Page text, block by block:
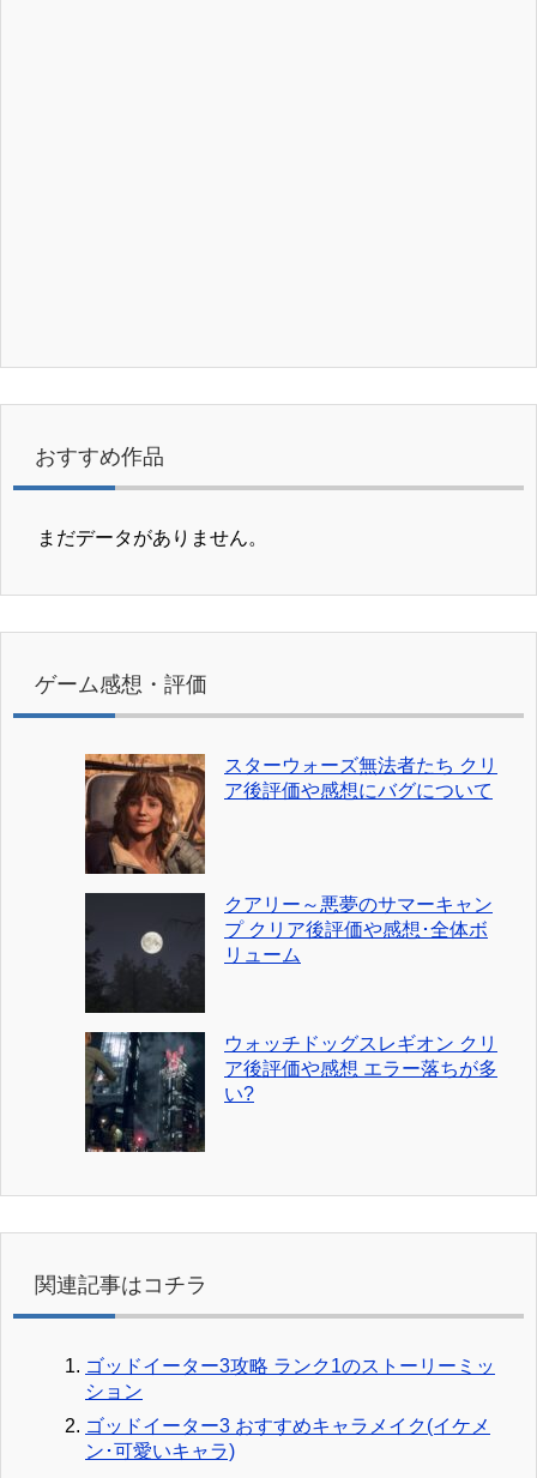
おすすめ作品
まだデータがありません。
ゲーム感想・評価
スターウォーズ無法者たち クリ
ア後評価や感想にバグについて
クアリー～悪夢のサマーキャン
プ クリア後評価や感想･全体ボ
リューム
ウォッチドッグスレギオン クリ
ア後評価や感想 エラー落ちが多
い?
関連記事はコチラ
ゴッドイーター3攻略 ランク1のストーリーミッ
ション
ゴッドイーター3 おすすめキャラメイク(イケメ
ン･可愛いキャラ)